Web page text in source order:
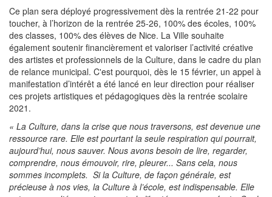
Ce plan sera déployé progressivement dès la rentrée 21-22 pour
toucher, à l’horizon de la rentrée 25-26, 100% des écoles, 100%
des classes, 100% des élèves de Nice. La Ville souhaite
également soutenir financièrement et valoriser l’activité créative
des artistes et professionnels de la Culture, dans le cadre du plan
de relance municipal. C'est pourquoi, dès le 15 février, un appel à
manifestation d’intérêt a été lancé en leur direction pour réaliser
ces projets artistiques et pédagogiques dès la rentrée scolaire
2021.
« La Culture, dans la crise que nous traversons, est devenue une
ressource rare. Elle est pourtant la seule respiration qui pourrait,
aujourd’hui, nous sauver. Nous avons besoin de lire, regarder,
comprendre, nous émouvoir, rire, pleurer... Sans cela, nous
sommes incomplets. Si la Culture, de façon générale, est
précieuse à nos vies, la Culture à l’école, est indispensable. Elle